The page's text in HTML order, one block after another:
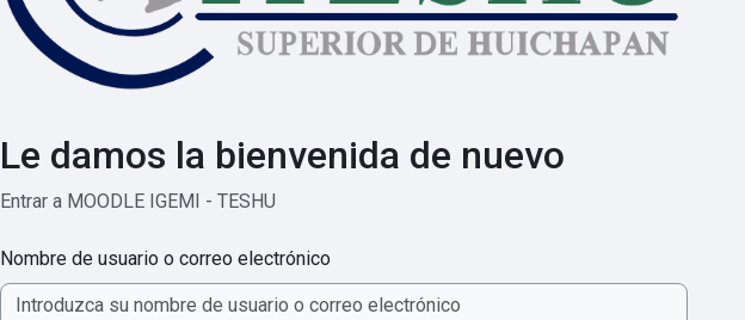
Le damos la bienvenida de nuevo
Entrar a MOODLE IGEMI - TESHU
Nombre de usuario o correo electrónico